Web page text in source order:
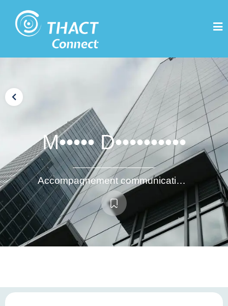
M••••• D••••••••••
Accompagnement communication et organisation